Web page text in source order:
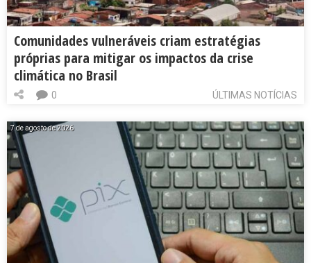
Comunidades vulneráveis criam estratégias
próprias para mitigar os impactos da crise
climática no Brasil
ÚLTIMAS NOTÍCIAS
0
7 de agosto de 2026